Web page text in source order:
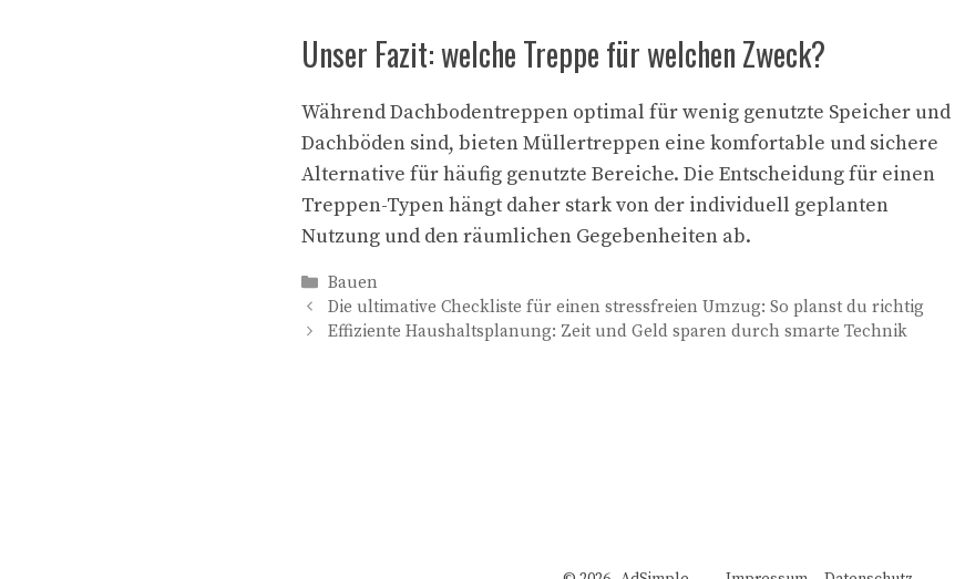
Unser Fazit: welche Treppe für welchen Zweck?
Während Dachbodentreppen optimal für wenig genutzte Speicher und
Dachböden sind, bieten Müllertreppen eine komfortable und sichere
Alternative für häufig genutzte Bereiche. Die Entscheidung für einen
Treppen-Typen hängt daher stark von der individuell geplanten
Nutzung und den räumlichen Gegebenheiten ab.
Kategorien
Bauen
Die ultimative Checkliste für einen stressfreien Umzug: So planst du richtig
Effiziente Haushaltsplanung: Zeit und Geld sparen durch smarte Technik